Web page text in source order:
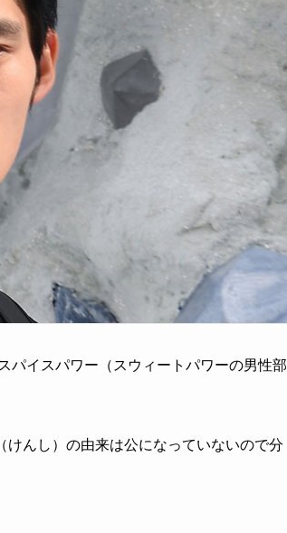
パイスパワー（スウィートパワーの男性部
んし）の由来は公になっていないので分